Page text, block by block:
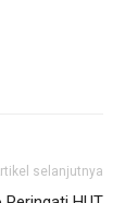
selanjutnya